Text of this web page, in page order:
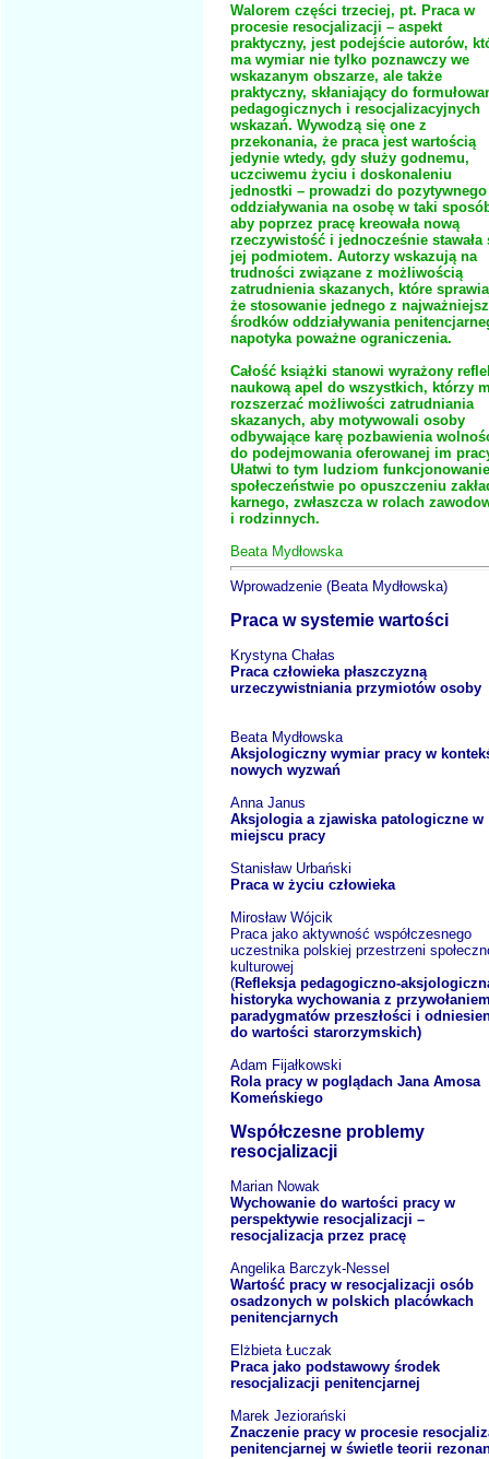
Walorem części trzeciej, pt. Praca w
procesie resocjalizacji – aspekt
praktyczny, jest podejście autorów,
ma wymiar nie tylko poznawczy we
wskazanym obszarze, ale także
praktyczny, skłaniający do
pedagogicznych i resocjalizacyjnych
wskazań. Wywodzą się one z
przekonania, że praca jest wartością
jedynie wtedy, gdy służy godnemu,
uczciwemu życiu i doskonaleniu
jednostki – prowadzi do pozytywnego
oddziaływania na osobę w taki
aby poprzez pracę kreowała nową
rzeczywistość i jednocześnie stawała
jej podmiotem. Autorzy wskazują na
trudności związane z możliwością
zatrudnienia skazanych, które
że stosowanie jednego z
środków oddziaływania
napotyka poważne ograniczenia.
Całość książki stanowi wyrażony
naukową apel do wszystkich, którzy
rozszerzać możliwości zatrudniania
skazanych, aby motywowali osoby
odbywające karę pozbawienia
do podejmowania oferowanej im
Ułatwi to tym ludziom
społeczeństwie po opuszczeniu
karnego, zwłaszcza w rolach
i rodzinnych.
Beata Mydłowska
Wprowadzenie (Beata
Praca w systemie wartości
Krystyna Chałas
Praca człowieka płaszczyzną
urzeczywistniania przymiotów
Beata Mydłowska
Aksjologiczny wymiar pracy w
nowych wyzwań
Anna Janus
Aksjologia a zjawiska patologiczne w
miejscu pracy
Stanisław Urbański
Praca w życiu człowieka
Mirosław Wójcik
Praca jako aktywność współczesnego
uczestnika polskiej przestrzeni
kulturowej
(Refleksja pedagogiczno-
historyka wychowania z
paradygmatów przeszłości i
do wartości starorzymskich)
Adam Fijałkowski
Rola pracy w poglądach Jana Amosa
Komeńskiego
Współczesne problemy
resocjalizacji
Marian Nowak
Wychowanie do wartości pracy w
perspektywie resocjalizacji –
resocjalizacja przez pracę
Angelika Barczyk-Nessel
Wartość pracy w resocjalizacji osób
osadzonych w polskich placówkach
penitencjarnych
Elżbieta Łuczak
Praca jako podstawowy środek
resocjalizacji penitencjarnej
Marek Jeziorański
Znaczenie pracy w procesie
penitencjarnej w świetle teorii